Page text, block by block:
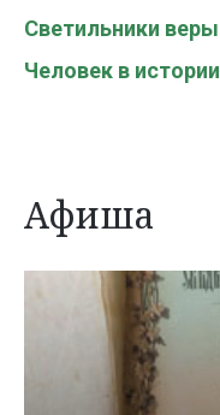
Светильники веры
Человек в истории
Афиша